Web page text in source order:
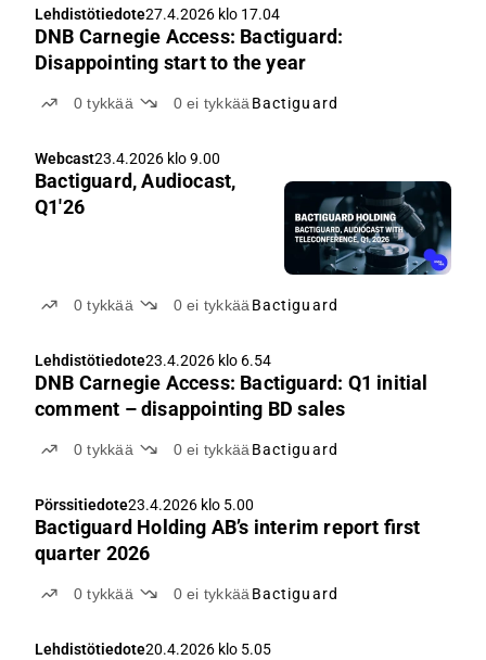
Lehdistötiedote27.4.2026 klo 17.04
DNB Carnegie Access: Bactiguard:
Disappointing start to the year
0tykkää 0ei tykkää Bactiguard
Webcast23.4.2026 klo 9.00
Bactiguard, Audiocast,
Q1'26
0tykkää 0ei tykkää Bactiguard
Lehdistötiedote23.4.2026 klo 6.54
DNB Carnegie Access: Bactiguard: Q1 initial
comment – disappointing BD sales
0tykkää 0ei tykkää Bactiguard
Pörssitiedote23.4.2026 klo 5.00
Bactiguard Holding AB’s interim report first
quarter 2026
0tykkää 0ei tykkää Bactiguard
Lehdistötiedote20.4.2026 klo 5.05